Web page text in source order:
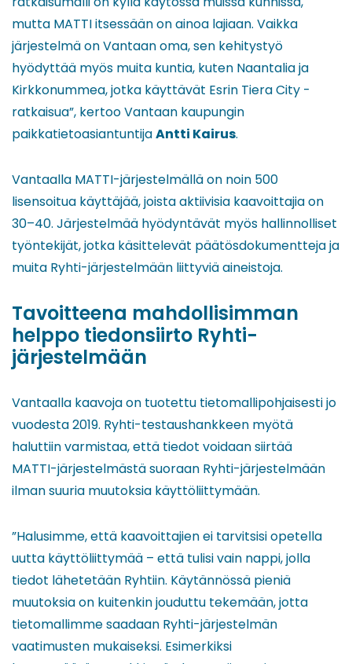
mutta MATTI itsessään on ainoa lajiaan. Vaikka
järjestelmä on Vantaan oma, sen kehitystyö
hyödyttää myös muita kuntia, kuten Naantalia ja
Kirkkonummea, jotka käyttävät Esrin Tiera City -
ratkaisua”, kertoo Vantaan kaupungin
paikkatietoasiantuntijaAntti Kairus.
Vantaalla MATTI-järjestelmällä on noin 500
lisensoitua käyttäjää, joista aktiivisia kaavoittajia on
30–40. Järjestelmää hyödyntävät myös hallinnolliset
työntekijät, jotka käsittelevät päätösdokumentteja ja
muita Ryhti-järjestelmään liittyviä aineistoja.
Tavoitteena mahdollisimman
helppo tiedonsiirto Ryhti-
järjestelmään
Vantaalla kaavoja on tuotettu tietomallipohjaisesti jo
vuodesta 2019. Ryhti-testaushankkeen myötä
haluttiin varmistaa, että tiedot voidaan siirtää
MATTI-järjestelmästä suoraan Ryhti-järjestelmään
ilman suuria muutoksia käyttöliittymään.
”Halusimme, että kaavoittajien ei tarvitsisi opetella
uutta käyttöliittymää – että tulisi vain nappi, jolla
tiedot lähetetään Ryhtiin. Käytännössä pieniä
muutoksia on kuitenkin jouduttu tekemään, jotta
tietomallimme saadaan Ryhti-järjestelmän
vaatimusten mukaiseksi. Esimerkiksi